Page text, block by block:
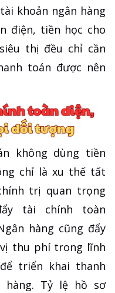
khoản ngân hàng
điện, tiền học cho
thị đều chỉ cần
toán được nên
không dùng tiền
chỉ là xu thế tất
trị quan trọng
tài chính toàn
hàng cũng đẩy
thu phí trong lĩnh
triển khai thanh
hàng. Tỷ lệ hồ sơ